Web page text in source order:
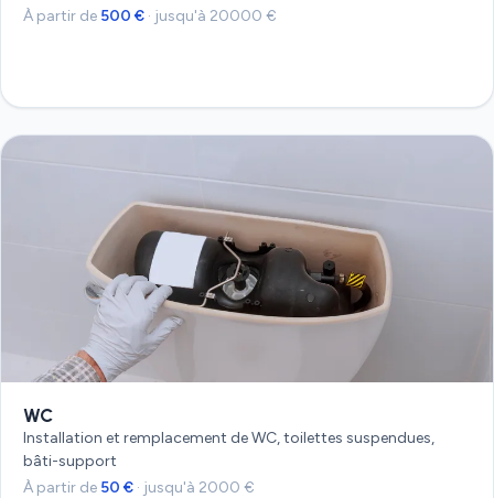
À partir de 500 € · jusqu'à 20000 €
WC
Installation et remplacement de WC, toilettes suspendues,
bâti-support
À partir de 50 € · jusqu'à 2000 €